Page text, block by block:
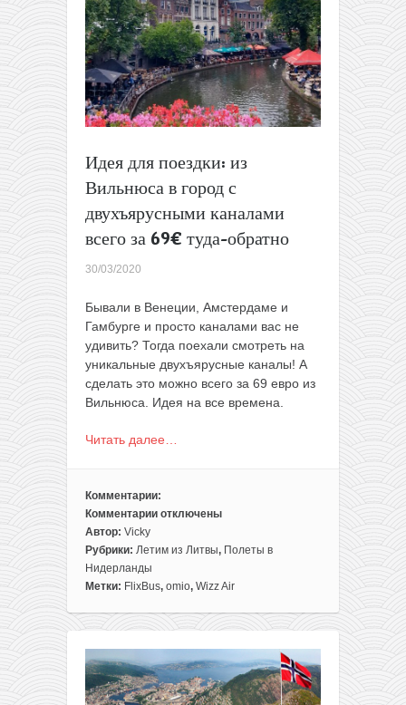
за
31€
туда-
обратно
для
членов
WDC
51€
для
Идея для поездки: из
Вильнюса в город с
двухъярусными каналами
всего за 69€ туда-обратно
30/03/2020
Бывали в Венеции, Амстердаме и
Гамбурге и просто каналами вас не
удивить? Тогда поехали смотреть на
уникальные двухъярусные каналы! А
сделать это можно всего за 69 евро из
Вильнюса. Идея на все времена.
Читать далее…
Комментарии:
Комментарии
к
записи
Идея
для
в
город
с
отключены
Автор: Vicky
Рубрики: Летим из Литвы, Полеты в
Нидерланды
Метки: FlixBus, omio, Wizz Air